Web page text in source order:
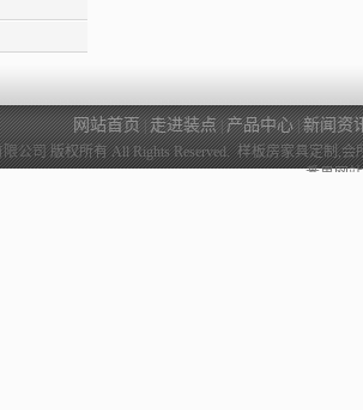
网站首页|走进装点|产品中心|新闻资
限公司版权所有 All Rights Reserved. 样板房家具定制,
番禺网